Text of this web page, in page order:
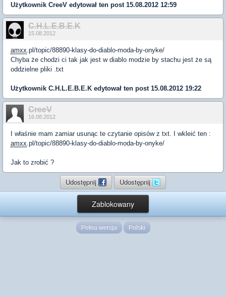
Użytkownik CreeV edytował ten post 15.08.2012 12:59
C.H.L.E.B.E.K
15.08.2012
amxx.pl/topic/88890-klasy-do-diablo-moda-by-onyke/
Chyba że chodzi ci tak jak jest w diablo modzie by stachu jest że są
oddzielne pliki .txt
Użytkownik C.H.L.E.B.E.K edytował ten post 15.08.2012 19:22
CreeV
16.08.2012
I właśnie mam zamiar usunąc te czytanie opisów z txt. I wkleić ten :
amxx.pl/topic/88890-klasy-do-diablo-moda-by-onyke/
Jak to zrobić ?
Udostępnij Udostępnij
Zablokowany
Pełna wersja Polski